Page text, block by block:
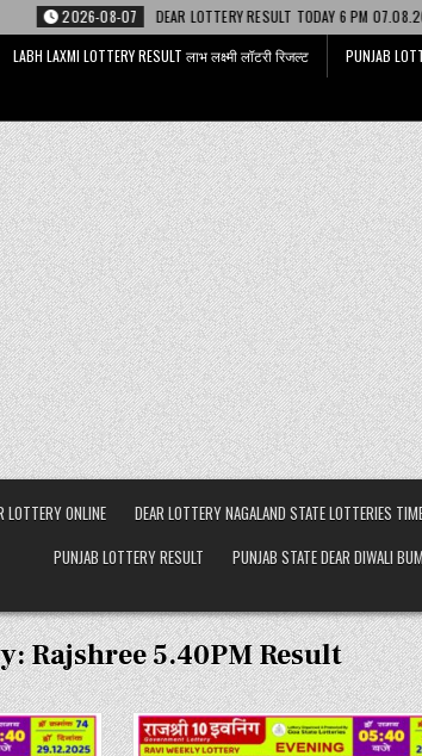
07.08.26 – डिअर लाटरी 2026-08-07 LABH LAXMI
LABH LAXMI LOTTERY RESULT लाभ लक्ष्मी लॉटरी रिजल्ट PUNJAB
LOTTERY ONLINE DEAR LOTTERY NAGALAND STATE LOTTERIES
PUNJAB LOTTERY RESULT
PUNJAB STATE DEAR DIWALI
Rajshree 5.40PM Result